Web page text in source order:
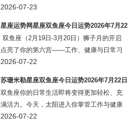
识领域的变革之星冥王星，与位于你代表价
奇的相位。你或许需要重新评估自己的财
产，因为你可
2026-07-23
星座运势网星座双鱼座今日运势2026年7月22
日
双鱼座（2月19日-3月20日）狮子月的开启
点亮了你的第六宫——工作、健康与日常习
惯。你可能正在调整一个不健康的习惯，或
上，你正在获得上级的信任。感情
2026-07-22
苏珊米勒星座双鱼座今日运势2026年7月22日
双鱼座你的日常生活即将变得更加轻松、充
满活力。今天，太阳进入你掌管工作与健康
的宫位——狮子座，并与木星会合。自六月
2026-07-22